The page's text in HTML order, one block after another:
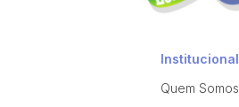
Institucional
Quem Somos